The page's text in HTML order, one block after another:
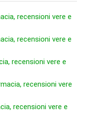
recensioni vere e
recensioni vere e
recensioni vere e
recensioni vere
recensioni vere e